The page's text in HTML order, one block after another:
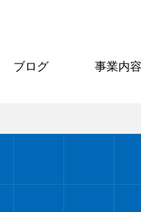
ブログ 事業内容